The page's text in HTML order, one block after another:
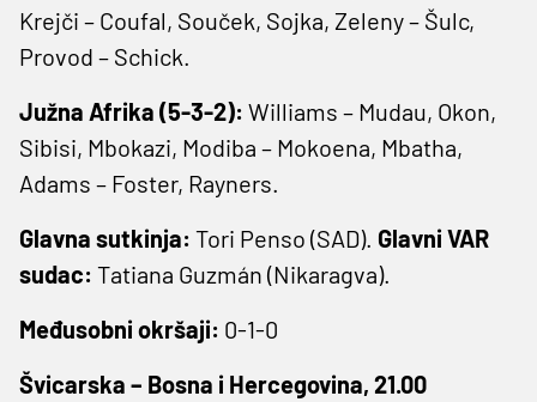
Krejči – Coufal, Souček, Sojka, Zeleny – Šulc,
Provod – Schick.
Južna Afrika (5-3-2): Williams – Mudau, Okon,
Sibisi, Mbokazi, Modiba – Mokoena, Mbatha,
Adams – Foster, Rayners.
Glavna sutkinja: Tori Penso (SAD). Glavni VAR
sudac: Tatiana Guzmán (Nikaragva).
Međusobni okršaji: 0-1-0
Švicarska – Bosna i Hercegovina, 21.00